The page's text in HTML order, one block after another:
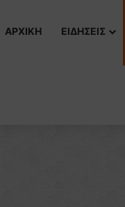
ΑΡΧΙΚΗ ΕΙΔΗΣΕΙΣ